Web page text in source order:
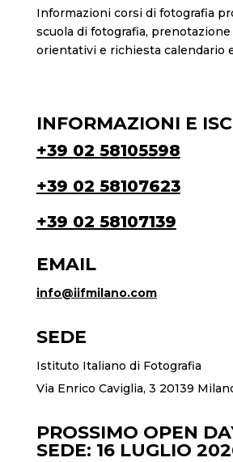
Informazioni corsi di fotografia
scuola di fotografia,
orientativi e richiesta calendario
INFORMAZIONI E
+39 02 58105598
+39 02 58107623
+39 02 58107139
EMAIL
info@iifmilano.com
SEDE
Istituto Italiano di Fotografia
Via Enrico Caviglia, 3 20139
PROSSIMO OPEN
SEDE: 16 LUGLIO